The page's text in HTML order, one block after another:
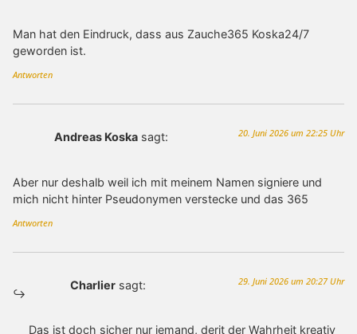
Man hat den Eindruck, dass aus Zauche365 Koska24/7
geworden ist.
Antworten
Andreas Koska sagt: 20. Juni 2026 um 22:25 Uhr
Aber nur deshalb weil ich mit meinem Namen signiere und
mich nicht hinter Pseudonymen verstecke und das 365
Antworten
Charlier sagt: 29. Juni 2026 um 20:27 Uhr
Das ist doch sicher nur jemand, derit der Wahrheit kreativ